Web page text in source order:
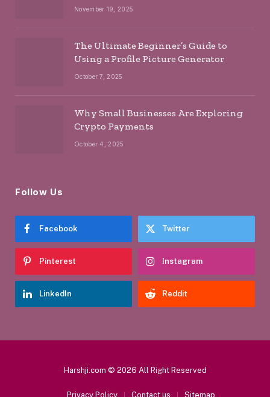
November 19, 2025
The Ultimate Beginner’s Guide to
Using a Profile Picture Generator
October 7, 2025
Why Small Businesses Are Exploring
Crypto Payments
October 4, 2025
Follow Us
Facebook Twitter
Pinterest Instagram
LinkedIn Reddit
Harshji.com © 2026 All Right Reserved
Privacy Policy Contact us Sitemap